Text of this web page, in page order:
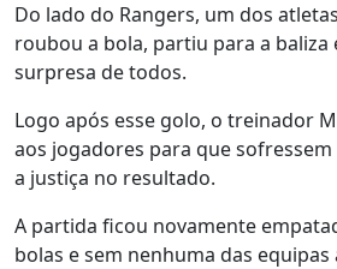
Do lado do Rangers, um dos
roubou a bola, partiu para a baliza
surpresa de todos.
Logo após esse golo, o treinador
aos jogadores para que
a justiça no resultado.
A partida ficou novamente
bolas e sem nenhuma das equipas